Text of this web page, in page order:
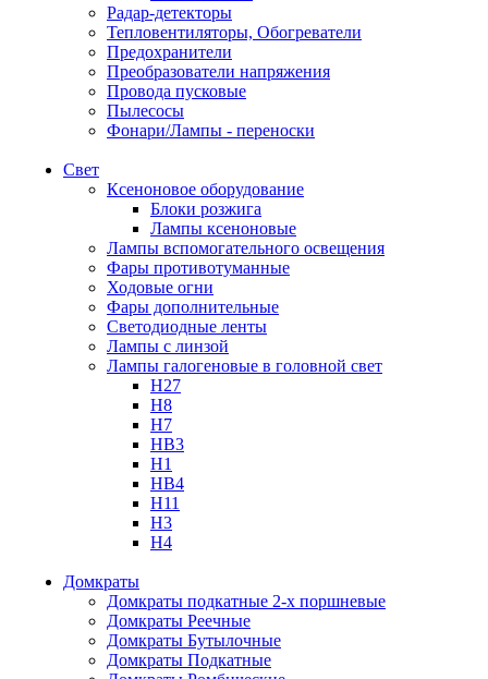
Радар-детекторы
Тепловентиляторы, Обогреватели
Предохранители
Преобразователи напряжения
Провода пусковые
Пылесосы
Фонари/Лампы - переноски
Свет
Ксеноновое оборудование
Блоки розжига
Лампы ксеноновые
Лампы вспомогательного освещения
Фары противотуманные
Ходовые огни
Фары дополнительные
Светодиодные ленты
Лампы с линзой
Лампы галогеновые в головной свет
H27
H8
H7
HB3
H1
HB4
H11
H3
H4
Домкраты
Домкраты подкатные 2-х поршневые
Домкраты Реечные
Домкраты Бутылочные
Домкраты Подкатные